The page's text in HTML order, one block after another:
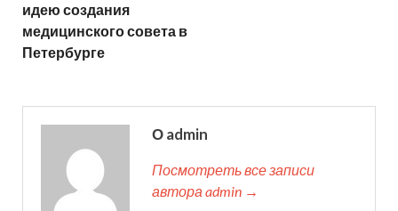
идею создания
медицинского совета в
Петербурге
О admin
Посмотреть все записи
автора admin →